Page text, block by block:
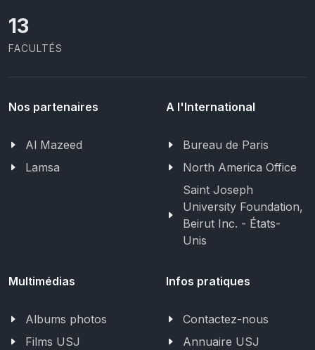
13
FACULTÉS
Nos partenaires
Al Mazeed
Lamsa
A l'International
Bureau de Paris
North America Office
Saint Joseph
University Foundation,
Beirut Inc. - États-
Unis
Multimédias
Albums photos
Films USJ
Infos pratiques
Contactez-nous
Annuaire USJ